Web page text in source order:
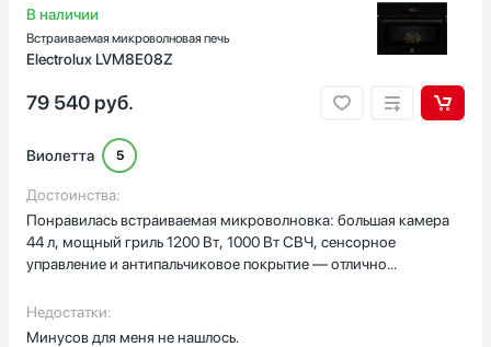
Испания
Показать все
12
В наличии
Встраиваемая микроволновая печь
Electrolux LVM8E08Z
79 540 руб.
Виолетта 5
Достоинства:
Понравилась встраиваемая микроволновка: большая камера
44 л, мощный гриль 1200 Вт, 1000 Вт СВЧ, сенсорное
управление и антипальчиковое покрытие — отлично
Недостатки:
Минусов для меня не нашлось.